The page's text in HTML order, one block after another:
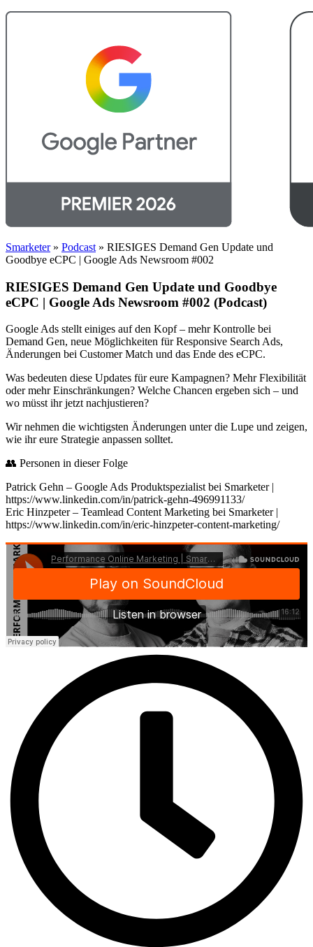
Smarketer» Podcast » RIESIGES Demand Gen Update und
Goodbye eCPC | Google Ads Newsroom #002
RIESIGES Demand Gen Update und Goodbye
eCPC | Google Ads Newsroom #002 (Podcast)
Google Ads stellt einiges auf den Kopf – mehr Kontrolle bei
Demand Gen, neue Möglichkeiten für Responsive Search Ads,
Änderungen bei Customer Match und das Ende des eCPC.
Was bedeuten diese Updates für eure Kampagnen? Mehr Flexibilität
oder mehr Einschränkungen? Welche Chancen ergeben sich – und
wo müsst ihr jetzt nachjustieren?
Wir nehmen die wichtigsten Änderungen unter die Lupe und zeigen,
wie ihr eure Strategie anpassen solltet.
👥 Personen in dieser Folge
Patrick Gehn – Google Ads Produktspezialist bei Smarketer |
https://www.linkedin.com/in/patrick-gehn-496991133/
Eric Hinzpeter – Teamlead Content Marketing bei Smarketer |
https://www.linkedin.com/in/eric-hinzpeter-content-marketing/